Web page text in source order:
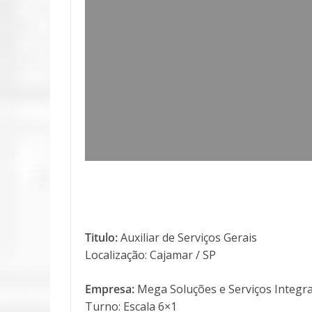
Titulo:Auxiliar de Serviços Gerais
Localização: Cajamar / SP
Empresa: Mega Soluções e Serviços
Turno: Escala 6×1